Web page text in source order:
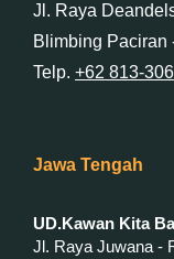
Jl. Raya
Blimbing Paciran
Telp. +62 813-
Jawa Tengah
UD.Kawan Kita
Jl. Raya Juwana -